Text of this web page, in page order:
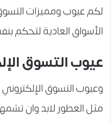
لكم عيوب ومميزات التسوق
الأسواق العادية لتحكم
عيوب التسوق
وعيوب التسوق
مثل العطور لابد وان